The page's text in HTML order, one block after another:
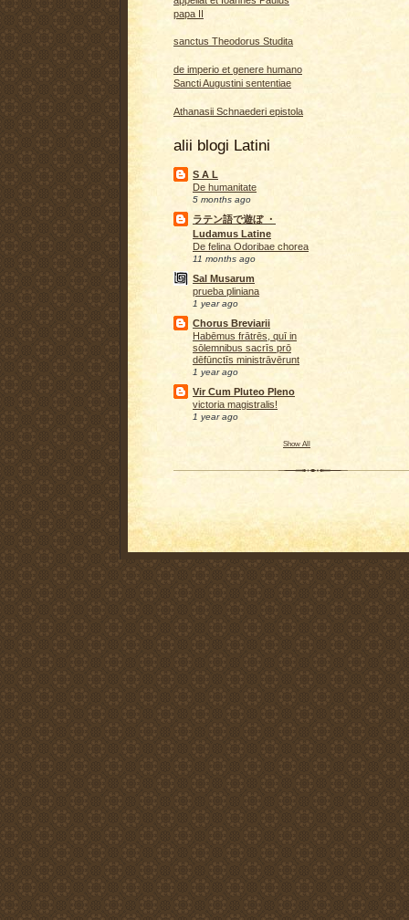
papa II
sanctus Theodorus Studita
de imperio et genere humano
Sancti Augustini sententiae
Athanasii Schnaederi epistola
alii blogi Latini
S A L
De humanitate
5 months ago
ラテン語で遊ぼ ・
Ludamus Latine
De felina Odoribae chorea
11 months ago
Sal Musarum
prueba pliniana
1 year ago
Chorus Breviarii
Habēmus frātrēs, quī in
sōlemnibus sacrīs prō
dēfūnctīs ministrāvērunt
1 year ago
Vir Cum Pluteo Pleno
victoria magistralis!
1 year ago
Show All